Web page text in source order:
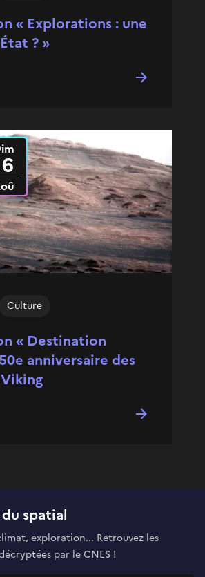
« Explorations : une
? »
« Destination
anniversaire des
Culture
spatial
exploration... Retrouvez les
par le CNES !